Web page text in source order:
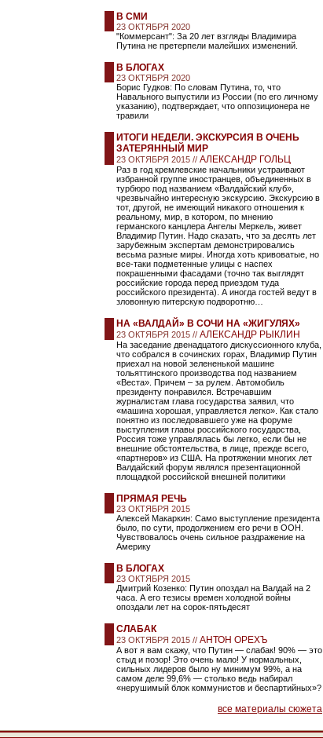
В СМИ
23 ОКТЯБРЯ 2020
"Коммерсант": За 20 лет взгляды Владимира
Путина не претерпели малейших изменений.
В БЛОГАХ
23 ОКТЯБРЯ 2020
Борис Гудков: По словам Путина, то, что
Навального выпустили из России (по его личному
указанию), подтверждает, что оппозиционера не
травили
ИТОГИ НЕДЕЛИ. ЭКСКУРСИЯ В ОЧЕНЬ
ЗАТЕРЯННЫЙ МИР
23 ОКТЯБРЯ 2015 // АЛЕКСАНДР ГОЛЬЦ
Раз в год кремлевские начальники устраивают
избранной группе иностранцев, объединенных в
турбюро под названием «Валдайский клуб»,
чрезвычайно интересную экскурсию. Экскурсию в
тот, другой, не имеющий никакого отношения к
реальному, мир, в котором, по мнению
германского канцлера Ангелы Меркель, живет
Владимир Путин. Надо сказать, что за десять лет
зарубежным экспертам демонстрировались
весьма разные миры. Иногда хоть кривоватые, но
все-таки подметенные улицы с наспех
покрашенными фасадами (точно так выглядят
российские города перед приездом туда
российского президента). А иногда гостей ведут в
зловонную питерскую подворотню…
НА «ВАЛДАЙ» В СОЧИ НА «ЖИГУЛЯХ»
23 ОКТЯБРЯ 2015 // АЛЕКСАНДР РЫКЛИН
На заседание двенадцатого дискуссионного клуба,
что собрался в сочинских горах, Владимир Путин
приехал на новой зелененькой машине
тольяттинского производства под названием
«Веста». Причем – за рулем. Автомобиль
президенту понравился. Встречавшим
журналистам глава государства заявил, что
«машина хорошая, управляется легко». Как стало
понятно из последовавшего уже на форуме
выступления главы российского государства,
Россия тоже управлялась бы легко, если бы не
внешние обстоятельства, в лице, прежде всего,
«партнеров» из США. На протяжении многих лет
Валдайский форум являлся презентационной
площадкой российской внешней политики
ПРЯМАЯ РЕЧЬ
23 ОКТЯБРЯ 2015
Алексей Макаркин: Само выступление президента
было, по сути, продолжением его речи в ООН.
Чувствовалось очень сильное раздражение на
Америку
В БЛОГАХ
23 ОКТЯБРЯ 2015
Дмитрий Козенко: Путин опоздал на Валдай на 2
часа. А его тезисы времен холодной войны
опоздали лет на сорок-пятьдесят
СЛАБАК
23 ОКТЯБРЯ 2015 // АНТОН ОРЕХЪ
А вот я вам скажу, что Путин — слабак! 90% — это
стыд и позор! Это очень мало! У нормальных,
сильных лидеров было ну минимум 99%, а на
самом деле 99,6% — столько ведь набирал
«нерушимый блок коммунистов и беспартийных»?
все материалы сюжета